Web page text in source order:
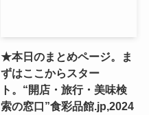
★本日のまとめページ。ま
ずはここからスター
ト。“開店・旅行・美味検
索の窓口”食彩品館.jp,2024